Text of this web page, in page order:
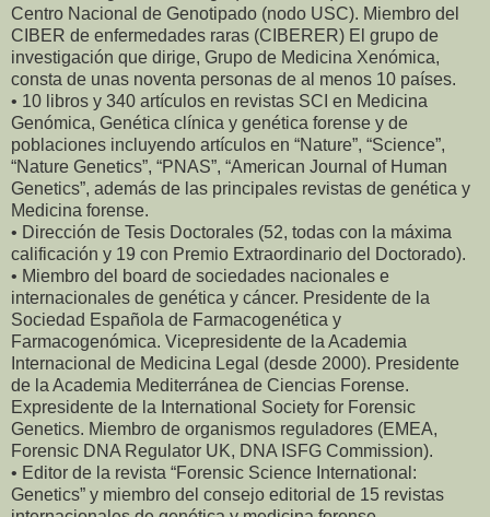
Centro Nacional de Genotipado (nodo USC). Miembro del
CIBER de enfermedades raras (CIBERER) El grupo de
investigación que dirige, Grupo de Medicina Xenómica,
consta de unas noventa personas de al menos 10 países.
• 10 libros y 340 artículos en revistas SCI en Medicina
Genómica, Genética clínica y genética forense y de
poblaciones incluyendo artículos en “Nature”, “Science”,
“Nature Genetics”, “PNAS”, “American Journal of Human
Genetics”, además de las principales revistas de genética y
Medicina forense.
• Dirección de Tesis Doctorales (52, todas con la máxima
calificación y 19 con Premio Extraordinario del Doctorado).
• Miembro del board de sociedades nacionales e
internacionales de genética y cáncer. Presidente de la
Sociedad Española de Farmacogenética y
Farmacogenómica. Vicepresidente de la Academia
Internacional de Medicina Legal (desde 2000). Presidente
de la Academia Mediterránea de Ciencias Forense.
Expresidente de la International Society for Forensic
Genetics. Miembro de organismos reguladores (EMEA,
Forensic DNA Regulator UK, DNA ISFG Commission).
• Editor de la revista “Forensic Science International:
Genetics” y miembro del consejo editorial de 15 revistas